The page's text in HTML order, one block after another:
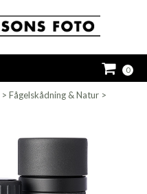
0
> Fågelskådning & Natur >